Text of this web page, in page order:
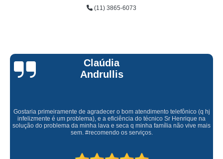
(11) 3865-6073
Claúdia
Andrullis
Gostaria primeiramente de agradecer o bom atendimento telefônico (q hj
infelizmente é um problema), e a eficiência do técnico Sr Henrique na
solução do problema da minha lava e seca q minha família não vive mais
sem. #recomendo os serviços.